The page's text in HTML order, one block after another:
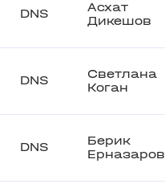
DNS
Асхат
Дикешов
DNS
Светлана
Коган
DNS
Берик
Ерназаров